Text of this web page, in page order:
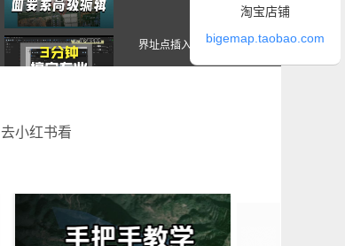
界址点插入制图
正确用法
去小红书看
淘宝店铺
bigemap.taobao.com